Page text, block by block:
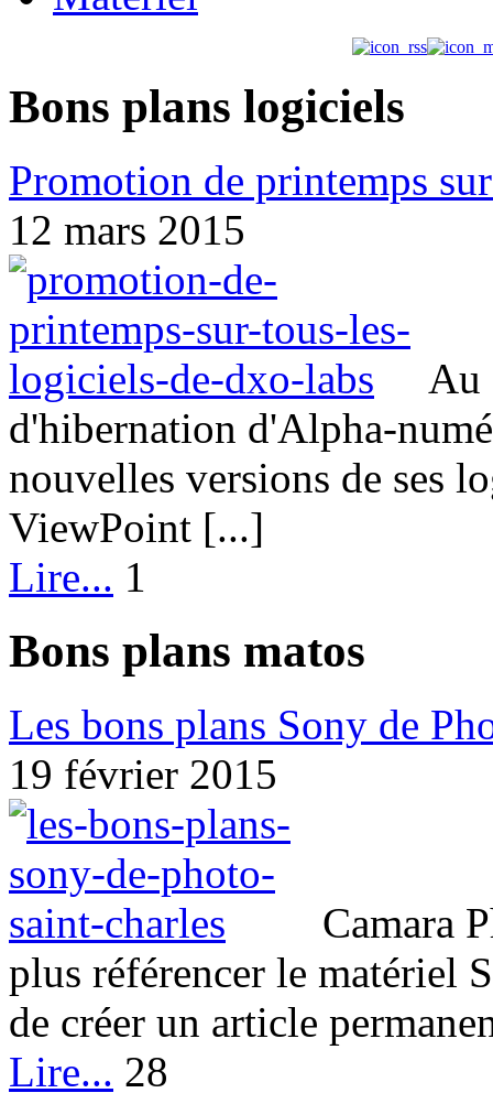
Bons plans logiciels
Promotion de printemps
12 mars 2015
Au
d'hibernation d'Alpha-
nouvelles versions de ses
ViewPoint [...]
Lire... 1
Bons plans matos
Les bons plans Sony de
19 février 2015
Camara
plus référencer le matériel
de créer un article
Lire... 28